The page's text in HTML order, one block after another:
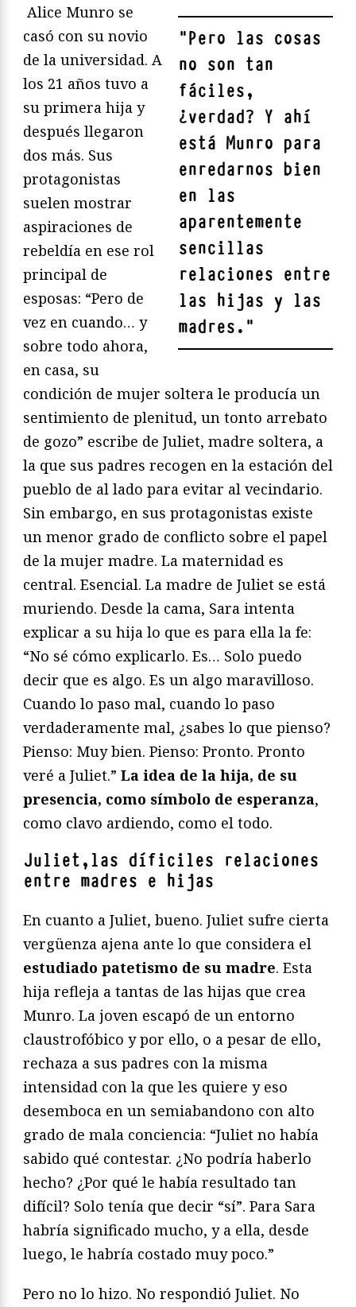
"Pero las cosas
no son tan
fáciles,
¿verdad? Y ahí
está Munro para
enredarnos bien
en las
aparentemente
sencillas
relaciones entre
las hijas y las
madres. "
Alice Munro se
casó con su novio
de la universidad. A
los 21 años tuvo a
su primera hija y
después llegaron
dos más. Sus
protagonistas
suelen mostrar
aspiraciones de
rebeldía en ese rol
principal de
esposas: “Pero de
vez en cuando… y
sobre todo ahora,
en casa, su
condición de mujer soltera le producía un
sentimiento de plenitud, un tonto arrebato
de gozo” escribe de Juliet, madre soltera, a
la que sus padres recogen en la estación del
pueblo de al lado para evitar al vecindario.
Sin embargo, en sus protagonistas existe
un menor grado de conflicto sobre el papel
de la mujer madre. La maternidad es
central. Esencial. La madre de Juliet se está
muriendo. Desde la cama, Sara intenta
explicar a su hija lo que es para ella la fe:
“No sé cómo explicarlo. Es… Solo puedo
decir que es algo. Es un algo maravilloso.
Cuando lo paso mal, cuando lo paso
verdaderamente mal, ¿sabes lo que pienso?
Pienso: Muy bien. Pienso: Pronto. Pronto
veré a Juliet.” La idea de la hija, de su
presencia, como símbolo de esperanza,
como clavo ardiendo, como el todo.
Juliet,las díficiles relaciones
entre madres e hijas
En cuanto a Juliet, bueno. Juliet sufre cierta
vergüenza ajena ante lo que considera el
estudiado patetismo de su madre. Esta
hija refleja a tantas de las hijas que crea
Munro. La joven escapó de un entorno
claustrofóbico y por ello, o a pesar de ello,
rechaza a sus padres con la misma
intensidad con la que les quiere y eso
desemboca en un semiabandono con alto
grado de mala conciencia: “Juliet no había
sabido qué contestar. ¿No podría haberlo
hecho? ¿Por qué le había resultado tan
difícil? Solo tenía que decir “sí”. Para Sara
habría significado mucho, y a ella, desde
luego, le habría costado muy poco.”
Pero no lo hizo. No respondió Juliet. No